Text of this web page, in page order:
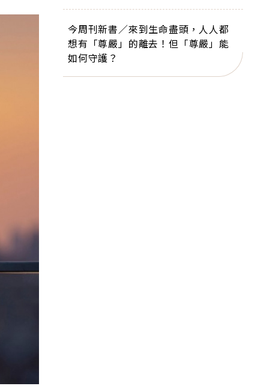
今周刊新書／來到生命盡頭，人人都
想有「尊嚴」的離去！但「尊嚴」能
如何守護？